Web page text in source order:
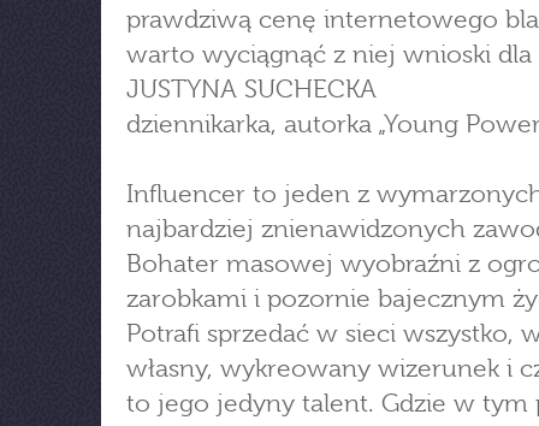
prawdziwą cenę internetowego
warto wyciągnąć z niej wnioski dla
JUSTYNA SUCHECKA
dziennikarka, autorka „Young
Influencer to jeden z
najbardziej znienawidzonych
Bohater masowej wyobraźni z
zarobkami i pozornie bajecznym
Potrafi sprzedać w sieci wszystko,
własny, wykreowany wizerunek i
to jego jedyny talent. Gdzie w tym